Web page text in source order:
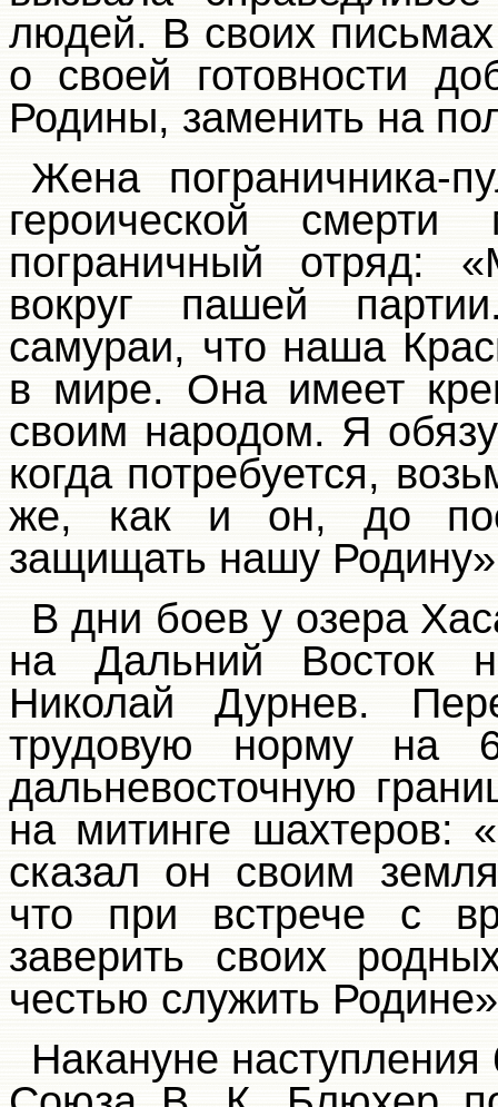
людей. В своих
о своей готовности
Родины, заменить на
Жена пограничника-
героической
пограничный отряд:
вокруг пашей
самураи, что наша
в мире. Она имеет
своим народом. Я
когда потребуется,
же, как и он, до
защищать нашу
В дни боев у озера
на Дальний Восток
Николай Дурнев.
трудовую норму на
дальневосточную
на митинге шахтеров:
сказал он своим
что при встрече с
заверить своих
честью служить
Накануне